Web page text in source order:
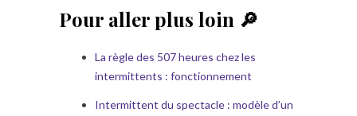
Pour aller plus loin 🔎
La règle des 507 heures chez les
intermittents : fonctionnement
Intermittent du spectacle : modèle d’un